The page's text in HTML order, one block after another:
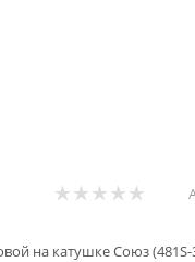
на катушке Союз (481S-